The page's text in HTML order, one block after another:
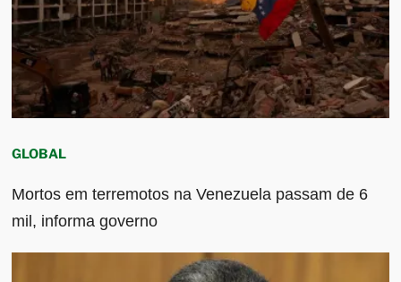
GLOBAL
Mortos em terremotos na Venezuela passam de 6
mil, informa governo